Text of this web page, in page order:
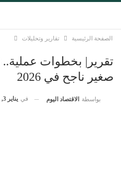
الصفحة الرئيسية تقارير وتحليلات
صغير ناجح في 2026
بواسطة الاقتصاد اليوم في يناير 3, 2026